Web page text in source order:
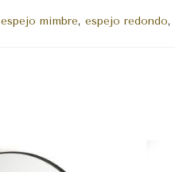
espejo mimbre, espejo redondo,